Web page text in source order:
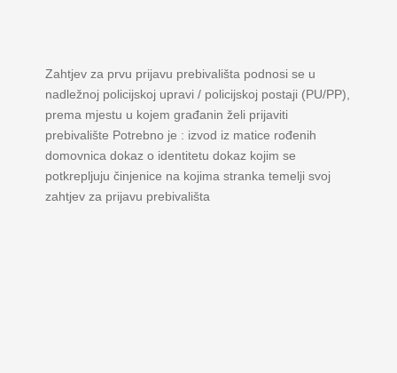
Zahtjev za prvu prijavu prebivališta podnosi se u
nadležnoj policijskoj upravi / policijskoj postaji (PU/PP),
prema mjestu u kojem građanin želi prijaviti
prebivalište Potrebno je : izvod iz matice rođenih
domovnica dokaz o identitetu dokaz kojim se
potkrepljuju činjenice na kojima stranka temelji svoj
zahtjev za prijavu prebivališta